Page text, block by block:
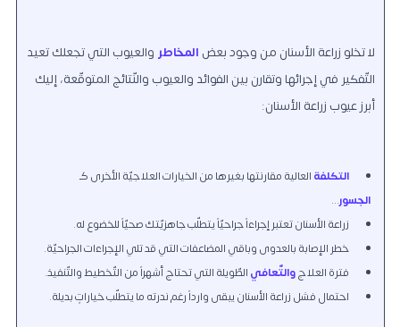
لا تخلو زراعة الأسنان من وجود بعض المخاطر والعيوب التي تجعلك تعيد
التّفكير في إجرائها وتقارن بين الفوائد والعيوب والنّتائج المتوقّعة، إليك
أبرز عيوب زراعة الأسنان:
التكلفةالعالية مقارنتها بغيرها من الخيارات العلاجيّة الأخرى كـ
الجسور...
زراعة الأسنان تعتبر إجراءاً جراحيّاً يتطلّب جاهزيّتك صحيّاً للخضوع له.
خطر الإصابة بالعدوى وباقي المضاعفات التي قد تلي الإجراءات الجراحيّة.
فترة العلاجوالتّعافيالطّويلة التي تحتاج أشهراً من التّخطيط والتّنفيذ.
احتمال فشل زراعة الأسنان يبقى وارداً رغم ندرته ما يتطلّب خياراتٍ بديلة.